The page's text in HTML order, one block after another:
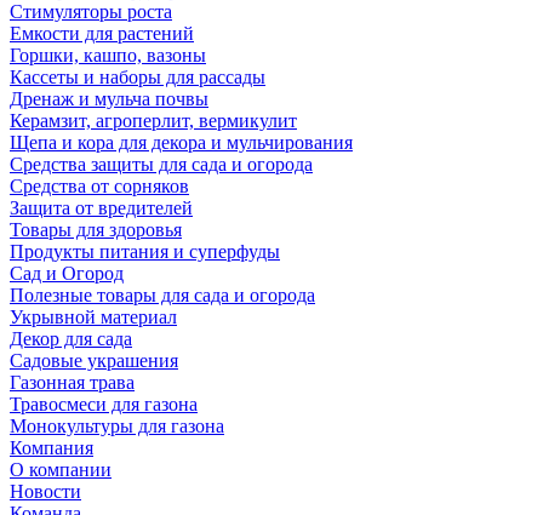
Стимуляторы роста
Емкости для растений
Горшки, кашпо, вазоны
Кассеты и наборы для рассады
Дренаж и мульча почвы
Керамзит, агроперлит, вермикулит
Щепа и кора для декора и мульчирования
Средства защиты для сада и огорода
Средства от сорняков
Защита от вредителей
Товары для здоровья
Продукты питания и суперфуды
Сад и Огород
Полезные товары для сада и огорода
Укрывной материал
Декор для сада
Садовые украшения
Газонная трава
Травосмеси для газона
Монокультуры для газона
Компания
О компании
Новости